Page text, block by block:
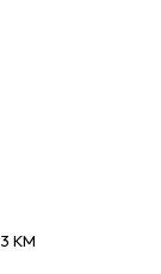
KM